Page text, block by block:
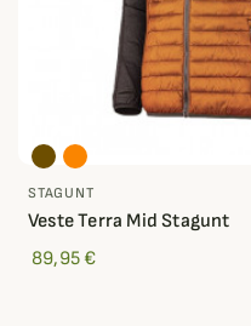
STAGUNT
Veste Terra Mid Stagunt
89,95 €